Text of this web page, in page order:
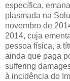
específica,
plasmada na
novembro de
2014, cuja
pessoa física, a
ainda que paga
suffering
à incidência do